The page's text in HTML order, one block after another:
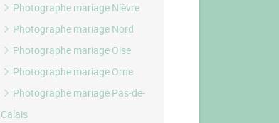
Photographe mariage Nièvre
Photographe mariage Nord
Photographe mariage Oise
Photographe mariage Orne
Photographe mariage Pas-de-
Calais